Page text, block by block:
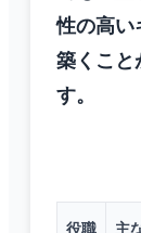
性の高い
築くこと
す。
役職
主